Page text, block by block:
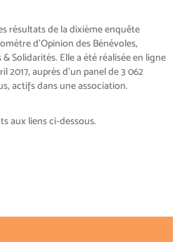
résultats de la dixième enquête
d’Opinion des Bénévoles,
Solidarités. Elle a été réalisée en ligne
2017, auprès d’un panel de 3 062
actifs dans une association.
aux liens ci-dessous.